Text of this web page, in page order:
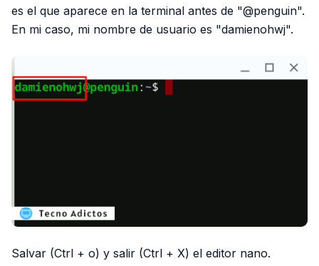
es el que aparece en la terminal antes de "@penguin".
En mi caso, mi nombre de usuario es "damienohwj".
Salvar (Ctrl + o) y salir (Ctrl + X) el editor nano.